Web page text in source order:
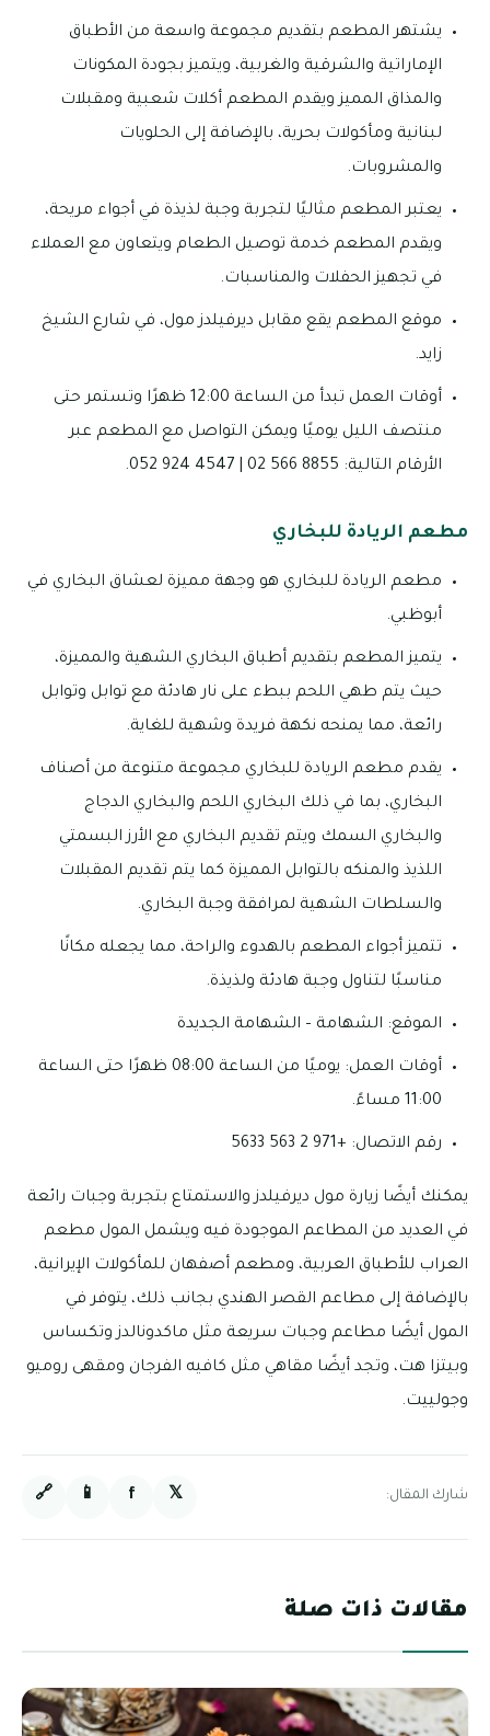
يشتهر المطعم بتقديم مجموعة واسعة من الأطباق
الإماراتية والشرقية والغربية، ويتميز بجودة المكونات
والمذاق المميز ويقدم المطعم أكلات شعبية ومقبلات
لبنانية ومأكولات بحرية، بالإضافة إلى الحلويات
والمشروبات.
يعتبر المطعم مثاليًا لتجربة وجبة لذيذة في أجواء مريحة،
ويقدم المطعم خدمة توصيل الطعام ويتعاون مع العملاء
في تجهيز الحفلات والمناسبات.
موقع المطعم يقع مقابل ديرفيلدز مول، في شارع الشيخ
زايد.
أوقات العمل تبدأ من الساعة 12:00 ظهرًا وتستمر حتى
منتصف الليل يوميًا ويمكن التواصل مع المطعم عبر
الأرقام التالية: 8855 566 02 | 4547 924 052.
مطعم الريادة للبخاري
مطعم الريادة للبخاري هو وجهة مميزة لعشاق البخاري في
أبوظبي.
يتميز المطعم بتقديم أطباق البخاري الشهية والمميزة،
حيث يتم طهي اللحم ببطء على نار هادئة مع توابل وتوابل
رائعة، مما يمنحه نكهة فريدة وشهية للغاية.
يقدم مطعم الريادة للبخاري مجموعة متنوعة من أصناف
البخاري، بما في ذلك البخاري اللحم والبخاري الدجاج
والبخاري السمك ويتم تقديم البخاري مع الأرز البسمتي
اللذيذ والمنكه بالتوابل المميزة كما يتم تقديم المقبلات
والسلطات الشهية لمرافقة وجبة البخاري.
تتميز أجواء المطعم بالهدوء والراحة، مما يجعله مكانًا
مناسبًا لتناول وجبة هادئة ولذيذة.
الموقع: الشهامة – الشهامة الجديدة
أوقات العمل: يوميًا من الساعة 08:00 ظهرًا حتى الساعة
11:00 مساءً.
رقم الاتصال: +971 2 563 5633
يمكنك أيضًا زيارة مول ديرفيلدز والاستمتاع بتجربة وجبات رائعة
في العديد من المطاعم الموجودة فيه ويشمل المول مطعم
العراب للأطباق العربية، ومطعم أصفهان للمأكولات الإيرانية،
بالإضافة إلى مطاعم القصر الهندي بجانب ذلك، يتوفر في
المول أيضًا مطاعم وجبات سريعة مثل ماكدونالدز وتكساس
وبيتزا هت، وتجد أيضًا مقاهي مثل كافيه الفرجان ومقهى روميو
وجولييت.
شارك المقال: 𝕏
f
📱
🔗
مقالات ذات صلة